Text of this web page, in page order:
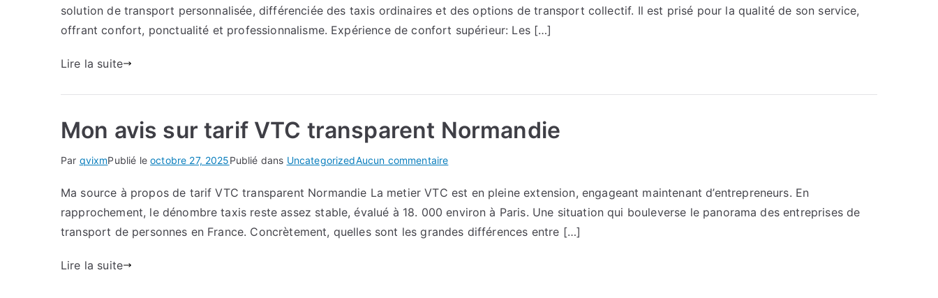
voyage
:
chauffeurs
solution de transport personnalisée, différenciée des taxis ordinaires et des options de transport collectif. Il est prisé pour la qualité de son service,
offrant confort, ponctualité et professionnalisme. Expérience de confort supérieur: Les […]
Lire la suite
Mon avis sur tarif VTC transparent Normandie
Par qvixmPublié leoctobre 27, 2025Publié dans UncategorizedAucun commentairesur
avis
sur
tarif
Ma source à propos de tarif VTC transparent Normandie La metier VTC est en pleine extension, engageant maintenant d’entrepreneurs. En
rapprochement, le dénombre taxis reste assez stable, évalué à 18. 000 environ à Paris. Une situation qui bouleverse le panorama des entreprises de
transport de personnes en France. Concrètement, quelles sont les grandes différences entre […]
Lire la suite